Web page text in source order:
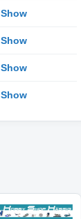
Show
Show
Show
Show